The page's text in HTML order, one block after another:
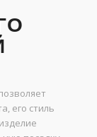
его стиль